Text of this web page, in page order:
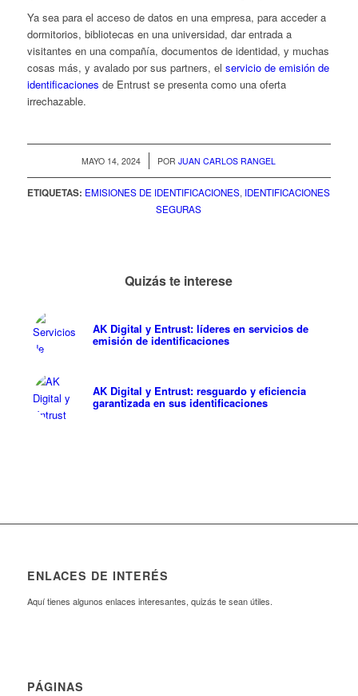
Ya sea para el acceso de datos en una empresa, para acceder a
dormitorios, bibliotecas en una universidad, dar entrada a
visitantes en una compañía, documentos de identidad, y muchas
cosas más, y avalado por sus partners, el servicio de emisión de
identificaciones de Entrust se presenta como una oferta
irrechazable.
MAYO 14, 2024
/ PORJUAN CARLOS RANGEL
ETIQUETAS: EMISIONES DE IDENTIFICACIONES, IDENTIFICACIONES
SEGURAS
Quizás te interese
AK Digital y Entrust: líderes en servicios de
emisión de identificaciones
AK Digital y Entrust: resguardo y eficiencia
garantizada en sus identificaciones
ENLACES DE INTERÉS
Aquí tienes algunos enlaces interesantes, quizás te sean útiles.
PÁGINAS